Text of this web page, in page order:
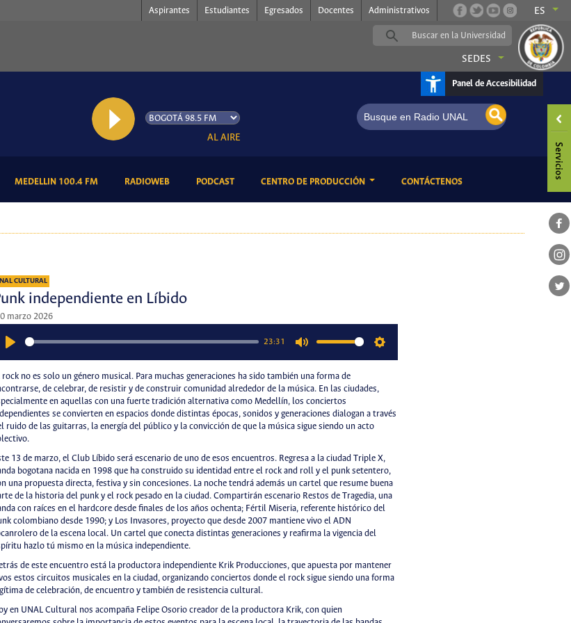
Aspirantes Estudiantes Egresados Docentes Administrativos ES
SEDES
Panel de Accesibilidad
AL AIRE: Podium Neerlandés
MEDELLIN 100.4 FM(CURRENT)RADIOWEB(CURRENT)PODCAST(CURRENT)CENTRO DE PRODUCCIÓN CONTÁCTENOS(CURRENT)
CULTURAL
independiente en Líbido
marzo 2026
23:31
rock no es solo un género musical. Para muchas generaciones ha sido también una forma de
de celebrar, de resistir y de construir comunidad alrededor de la música. En las ciudades,
en aquellas con una fuerte tradición alternativa como Medellín, los conciertos
se convierten en espacios donde distintas épocas, sonidos y generaciones dialogan a través
ruido de las guitarras, la energía del público y la convicción de que la música sigue siendo un acto
13 de marzo, el Club Líbido será escenario de uno de esos encuentros. Regresa a la ciudad Triple X,
bogotana nacida en 1998 que ha construido su identidad entre el rock and roll y el punk setentero,
una propuesta directa, festiva y sin concesiones. La noche tendrá además un cartel que resume buena
de la historia del punk y el rock pesado en la ciudad. Compartirán escenario Restos de Tragedia, una
con raíces en el hardcore desde finales de los años ochenta; Fértil Miseria, referente histórico del
colombiano desde 1990; y Los Invasores, proyecto que desde 2007 mantiene vivo el ADN
de la escena local. Un cartel que conecta distintas generaciones y reafirma la vigencia del
hazlo tú mismo en la música independiente.
de este encuentro está la productora independiente Krik Producciones, que apuesta por mantener
estos circuitos musicales en la ciudad, organizando conciertos donde el rock sigue siendo una forma
de celebración, de encuentro y también de resistencia cultural.
en UNAL Cultural nos acompaña Felipe Osorio creador de la productora Krik, con quien